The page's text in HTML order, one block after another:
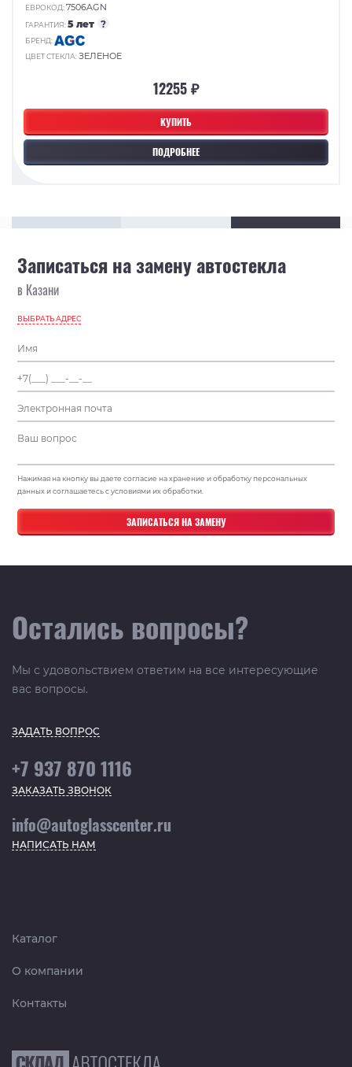
КУПИТЬ
ПОДРОБНЕЕ
ЕВРОКОД:7506AGN
ГАРАНТИЯ:5 лет ?
БРЕНД:
ЦВЕТ СТЕКЛА:ЗЕЛЕНОЕ
12255 ₽
Записаться на замену автостекла
в Казани
ВЫБРАТЬ АДРЕС
Нажимая на кнопку вы даете согласие на хранение и обработку персональных
данных и соглашаетесь с условиями их обработки.
Остались вопросы?
Мы с удовольствием ответим на все интересующие
вас вопросы.
ЗАДАТЬ ВОПРОС
+7 937 870 1116
ЗАКАЗАТЬ ЗВОНОК
info@autoglasscenter.ru
НАПИСАТЬ НАМ
Каталог
О компании
Контакты